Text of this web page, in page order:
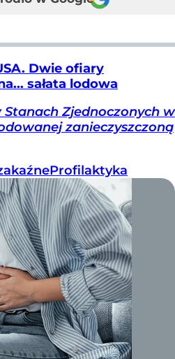
Dwie ofiary
sałata lodowa
Stanach Zjednoczonych w
zanieczyszczoną
Profilaktyka